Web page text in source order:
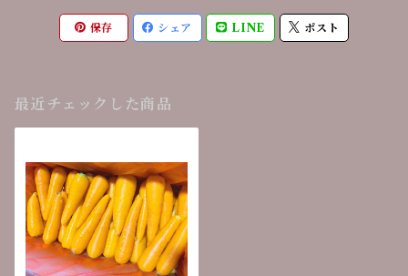
保存 シェア LINE ポスト
最近チェックした商品